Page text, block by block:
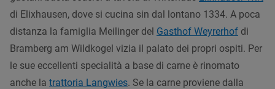
di Elixhausen, dove si cucina sin dal lontano 1334. A poca
distanza la famiglia Meilinger del Gasthof Weyrerhof di
Bramberg am Wildkogel vizia il palato dei propri ospiti. Per
le sue eccellenti specialità a base di carne è rinomato
anche la trattoria Langwies. Se la carne proviene dalla